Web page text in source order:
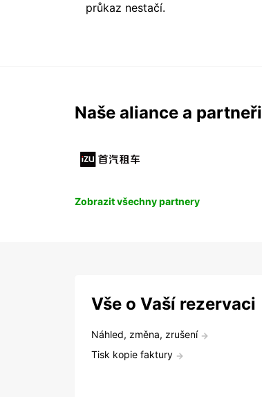
průkaz nestačí.
Naše aliance a partneři
Zobrazit všechny partnery
Vše o Vaší rezervaci
Náhled, změna, zrušení
Tisk kopie faktury